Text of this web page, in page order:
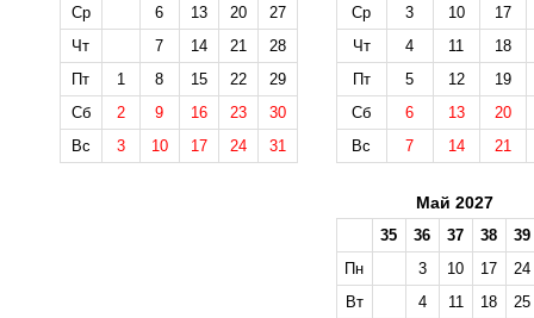
Ср
6 13 20
27
Чт
7 14 21
28
Пт
1 8 15 22
29
Сб
2 9 16 23
30
Вс
3 10 17 24 31
Ср
3 10
17
Чт
4 11
18
Пт
5 12
19
Сб
6 13
20
Вс
7 14 21
Май 2027
35 36 37 38
39
Пн
3 10 17
24
Вт
4 11 18
25